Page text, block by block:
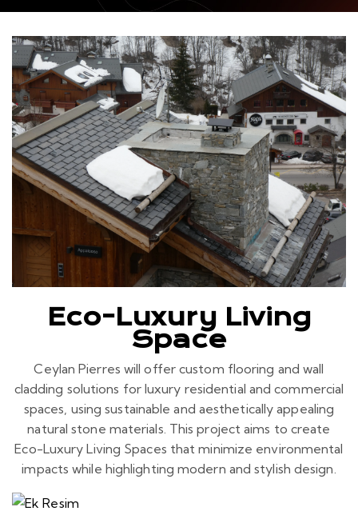
Eco-Luxury Living
Space
Ceylan Pierres will offer custom flooring and wall
cladding solutions for luxury residential and commercial
spaces, using sustainable and aesthetically appealing
natural stone materials. This project aims to create
Eco-Luxury Living Spaces that minimize environmental
impacts while highlighting modern and stylish design.